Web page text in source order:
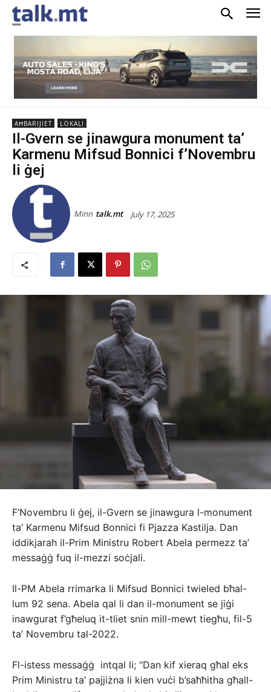
AĦBARIJIET LOKALI
Il-Gvern se jinawgura monument ta’
Karmenu Mifsud Bonnici f’Novembru
li ġej
Minn talk.mt July 17, 2025
F’Novembru li ġej, il-Gvern se jinawgura l-monument
ta’ Karmenu Mifsud Bonnici fi Pjazza Kastilja. Dan
iddikjarah il-Prim Ministru Robert Abela permezz ta’
messaġġ fuq il-mezzi soċjali.
Il-PM Abela rrimarka li Mifsud Bonnici twieled bħal-
lum 92 sena. Abela qal li dan il-monument se jiġi
inawgurat f’għeluq it-tliet snin mill-mewt tiegħu, fil-5
ta’ Novembru tal-2022.
Fl-istess messaġġ intqal li; “Dan kif xieraq għal eks
Prim Ministru ta’ pajjiżna li kien vuċi b’saħħitha għall-